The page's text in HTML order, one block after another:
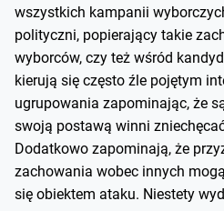
wszystkich kampanii
polityczni, popierający takie
wyborców, czy też wśród
kierują się często źle pojętym
ugrupowania zapominając, że
swoją postawą winni
Dodatkowo zapominają, że
zachowania wobec innych
się obiektem ataku. Niestety